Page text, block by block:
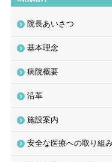
院長あいさつ
基本理念
病院概要
沿革
施設案内
安全な医療への取り組